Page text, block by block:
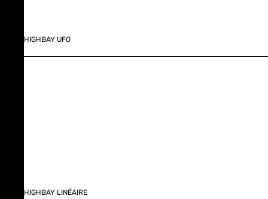
HIGHBAY UFO
HIGHBAY LINÉAIRE